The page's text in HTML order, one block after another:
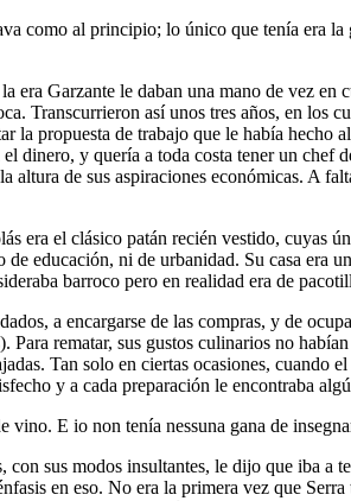
como al principio; lo único que tenía era
Garzante le daban una mano de vez
Transcurrieron así unos tres años, en los
la propuesta de trabajo que le había hecho
dinero, y quería a toda costa tener un chef
de sus aspiraciones económicas. A
era el clásico patán recién vestido, cuyas
educación, ni de urbanidad. Su casa era
barroco pero en realidad era de
a encargarse de las compras, y de
rematar, sus gustos culinarios no
Tan solo en ciertas ocasiones,
y a cada preparación le encontraba
E io non tenía nessuna gana de
sus modos insultantes, le dijo que iba a
en eso. No era la primera vez que